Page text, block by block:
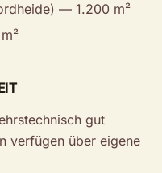
— 1.200 m²
gut
verfügen über eigene